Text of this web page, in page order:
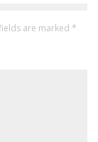
are marked *